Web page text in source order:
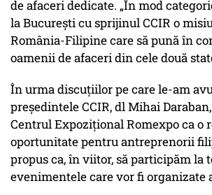
de afaceri dedicate. „În mod
la București cu sprijinul CCIR o
România-Filipine care să pună în
oamenii de afaceri din cele două
În urma discuțiilor pe care le-am
președintele CCIR, dl Mihai
Centrul Expozițional Romexpo ca o
oportunitate pentru antreprenorii
propus ca, în viitor, să participăm la
evenimentele care vor fi organizate